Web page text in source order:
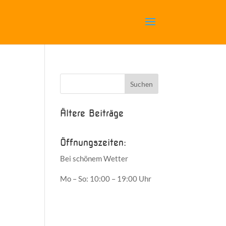
Ältere Beiträge
Öffnungszeiten:
Bei schönem Wetter
Mo – So: 10:00 – 19:00 Uhr